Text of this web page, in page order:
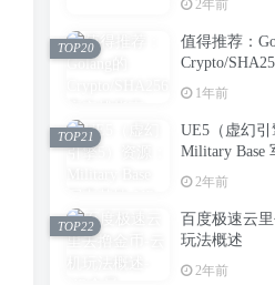
2年前
值得推荐：
Crypto/
1年前
TOP20
UE5（虚幻引
Military Base
2年前
TOP21
百度极速云
玩法概述
2年前
TOP22